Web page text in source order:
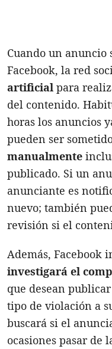
Cuando un anuncio
Facebook, la red
artificial para
del contenido.
horas los anuncios
pueden ser
manualmente
publicado. Si un
anunciante es
nuevo; también
revisión si el
Además, Facebook
investigará el
que desean
tipo de violación a
buscará si el
ocasiones pasar de